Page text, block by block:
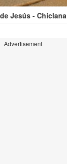
Jesús - Chiclana
Advertisement